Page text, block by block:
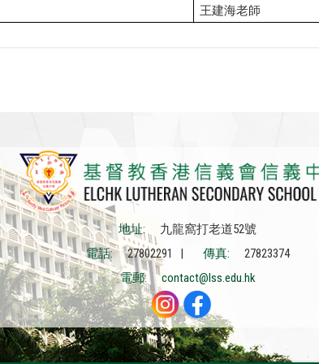
王建海老師
地址:
九龍窩打老道52號
電話:
27802291 | 傳真:
27823374
電郵:
contact@lss.edu.hk